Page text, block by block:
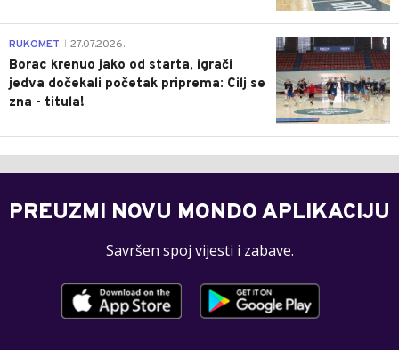
0
RUKOMET 27.07.2026.
Borac krenuo jako od starta, igrači
jedva dočekali početak priprema: Cilj se
zna - titula!
PREUZMI NOVU MONDO APLIKACIJU
Savršen spoj vijesti i zabave.